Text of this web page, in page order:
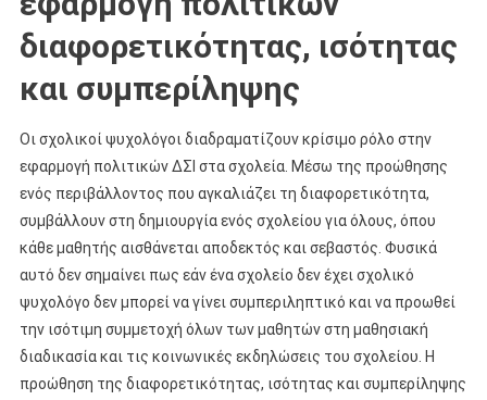
διαφορετικότητας, ισότητας
και συμπερίληψης
Οι σχολικοί ψυχολόγοι διαδραματίζουν κρίσιμο ρόλο στην
εφαρμογή πολιτικών ΔΣΙ στα σχολεία. Μέσω της προώθησης
ενός περιβάλλοντος που αγκαλιάζει τη διαφορετικότητα,
συμβάλλουν στη δημιουργία ενός σχολείου για όλους, όπου
κάθε μαθητής αισθάνεται αποδεκτός και σεβαστός. Φυσικά
αυτό δεν σημαίνει πως εάν ένα σχολείο δεν έχει σχολικό
ψυχολόγο δεν μπορεί να γίνει συμπεριληπτικό και να προωθεί
την ισότιμη συμμετοχή όλων των μαθητών στη μαθησιακή
διαδικασία και τις κοινωνικές εκδηλώσεις του σχολείου. Η
προώθηση της διαφορετικότητας, ισότητας και συμπερίληψης